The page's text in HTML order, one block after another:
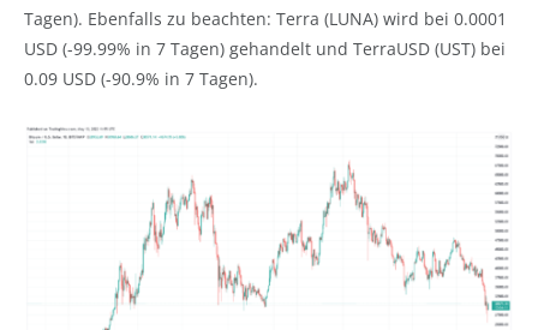
Tagen). Ebenfalls zu beachten: Terra (LUNA) wird bei 0.0001
USD (-99.99% in 7 Tagen) gehandelt und TerraUSD (UST) bei
0.09 USD (-90.9% in 7 Tagen).